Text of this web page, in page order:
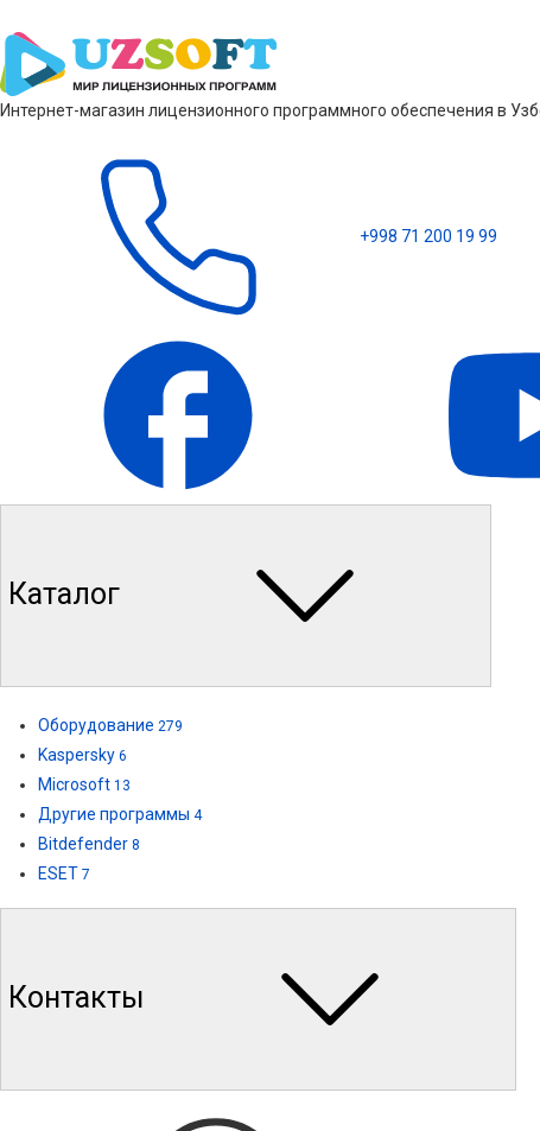
Интернет-магазин лицензионного программного обеспечения в
+998 71 200 19 99
Каталог
Оборудование 279
Kaspersky 6
Microsoft 13
Другие программы 4
Bitdefender 8
ESET 7
Контакты